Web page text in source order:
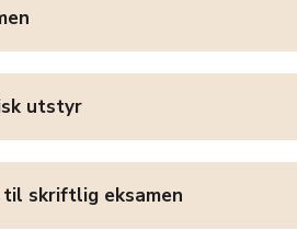
utstyr
skriftlig eksamen